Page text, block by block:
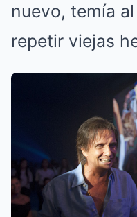
nuevo, temía
repetir viejas